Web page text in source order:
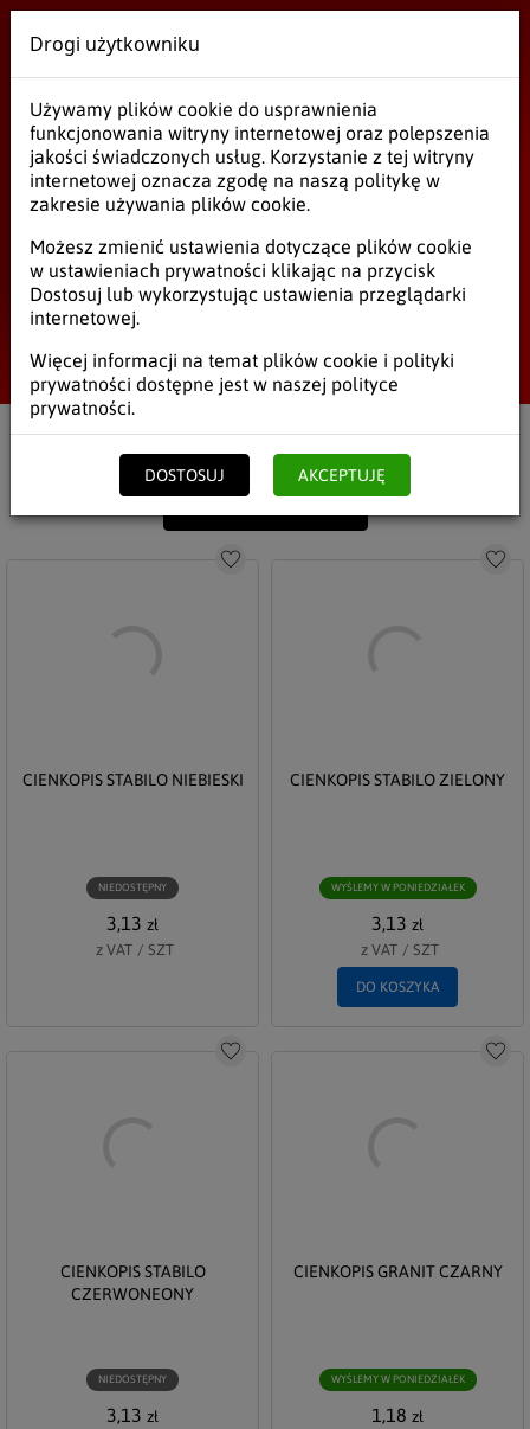
Wielobranżowe
Długopisy, Markery
Papiery komputerowe
Skoroszyty, Segregatory
Zeszyty, Druki
Do schowka
CIENKOPIS STABILO NIEBIESKI
NIEDOSTĘPNY
3,13 zł
z VAT / SZT
Do
CIENKOPIS STABILO ZIELONY
WYŚLEMY W PONIEDZIAŁEK
3,13 zł
z VAT / SZT
DO KOSZYKA
Do schowka
CIENKOPIS STABILO
CZERWONEONY
NIEDOSTĘPNY
3,13 zł
Do
CIENKOPIS GRANIT CZARNY
WYŚLEMY W PONIEDZIAŁEK
1,18 zł
Drogi użytkowniku
Używamy plików cookie do usprawnienia
funkcjonowania witryny internetowej oraz polepszenia
jakości świadczonych usług. Korzystanie z tej witryny
internetowej oznacza zgodę na naszą politykę w
zakresie używania plików cookie.
Możesz zmienić ustawienia dotyczące plików cookie
w ustawieniach prywatności klikając na przycisk
Dostosuj lub wykorzystując ustawienia przeglądarki
internetowej.
Więcej informacji na temat plików cookie i polityki
prywatności dostępne jest w naszej polityce
prywatności.
DOSTOSUJ AKCEPTUJĘ